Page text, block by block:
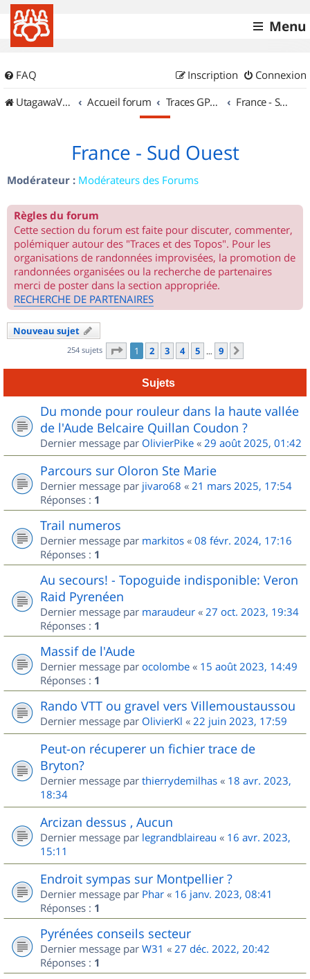
Menu
FAQ Connexion
Inscription
UtagawaVTT (Randos VTT et VTTAE avec traces GPS)
Accueil forum Traces GPS de randos VTT France - Sud Ouest
France - Sud Ouest
Modérateur : Modérateurs des Forums
Règles du forum
Cette section du forum est faite pour discuter, commenter,
polémiquer autour des "Traces et des Topos". Pour les
organisations de randonnées improvisées, la promotion de
randonnées organisées ou la recherche de partenaires
merci de poster dans la section appropriée.
RECHERCHE DE PARTENAIRES
Nouveau sujet
254 sujets Page 1sur
1 2 3 4 5 … 9
Sujets
Du monde pour rouleur dans la haute vallée
de l'Aude Belcaire Quillan Coudon ?
Dernier message par OlivierPike « 29 août 2025, 01:42
Parcours sur Oloron Ste Marie
Dernier message par jivaro68 « 21 mars 2025, 17:54
Réponses : 1
Trail numeros
Dernier message par markitos « 08 févr. 2024, 17:16
Réponses : 1
Au secours! - Topoguide indisponible: Veron
Raid Pyrenéen
Dernier message par maraudeur « 27 oct. 2023, 19:34
Réponses : 1
Massif de l'Aude
Dernier message par ocolombe « 15 août 2023, 14:49
Réponses : 1
Rando VTT ou gravel vers Villemoustaussou
Dernier message par OlivierKl « 22 juin 2023, 17:59
Peut-on récuperer un fichier trace de
Bryton?
Dernier message par thierrydemilhas « 18 avr. 2023,
18:34
Arcizan dessus , Aucun
Dernier message par legrandblaireau « 16 avr. 2023,
15:11
Endroit sympas sur Montpellier ?
Dernier message par Phar « 16 janv. 2023, 08:41
Réponses : 1
Pyrénées conseils secteur
Dernier message par W31 « 27 déc. 2022, 20:42
Réponses : 1